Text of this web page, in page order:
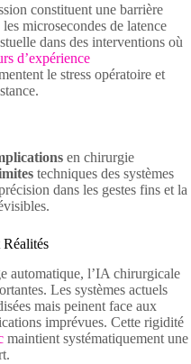
constituent une barrière
microsecondes de latence
dans des interventions où
d’expérience
le stress opératoire et
en chirurgie
techniques des systèmes
dans les gestes fins et la
automatique, l’IA chirurgicale
Les systèmes actuels
mais peinent face aux
imprévues. Cette rigidité
maintient systématiquement une